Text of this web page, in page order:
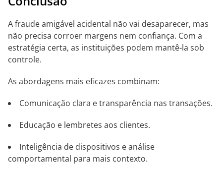
A fraude amigável acidental não vai desaparecer, mas
não precisa corroer margens nem confiança. Com a
estratégia certa, as instituições podem mantê-la sob
controle.
As abordagens mais eficazes combinam:
Comunicação clara e transparência nas transações.
Educação e lembretes aos clientes.
Inteligência de dispositivos e análise
comportamental para mais contexto.